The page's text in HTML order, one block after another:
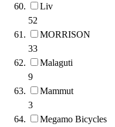
Liv
52
MORRISON
33
Malaguti
9
Mammut
3
Megamo Bicycles